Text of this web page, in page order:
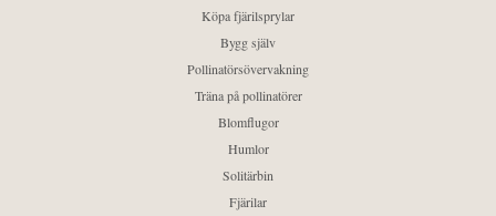
Köpa fjärilsprylar
Bygg själv
Pollinatörsövervakning
Träna på pollinatörer
Blomflugor
Humlor
Solitärbin
Fjärilar